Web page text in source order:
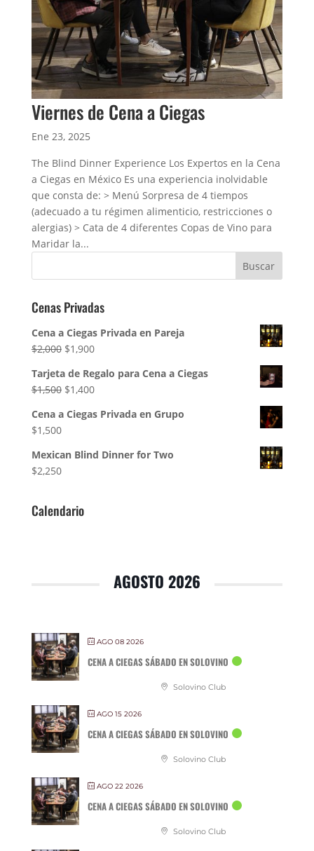
Viernes de Cena a Ciegas
Ene 23, 2025
The Blind Dinner Experience Los Expertos en la Cena
a Ciegas en México Es una experiencia inolvidable
que consta de: > Menú Sorpresa de 4 tiempos
(adecuado a tu régimen alimenticio, restricciones o
alergias) > Cata de 4 diferentes Copas de Vino para
Maridar la...
Cenas Privadas
Cena a Ciegas Privada en Pareja
$2,000 El
original
era:
$2,000.
$1,900El
actual
es:
$1,900.
Tarjeta de Regalo para Cena a Ciegas
$1,500 El
original
$1,500.
$1,400El
actual
$1,400.
Cena a Ciegas Privada en Grupo
$1,500
Mexican Blind Dinner for Two
$2,250
Calendario
AGOSTO 2026
AGO 08 2026
CENA A CIEGAS SÁBADO EN SOLOVINO
Solovino Club
AGO 15 2026
CENA A CIEGAS SÁBADO EN SOLOVINO
Solovino Club
AGO 22 2026
CENA A CIEGAS SÁBADO EN SOLOVINO
Solovino Club